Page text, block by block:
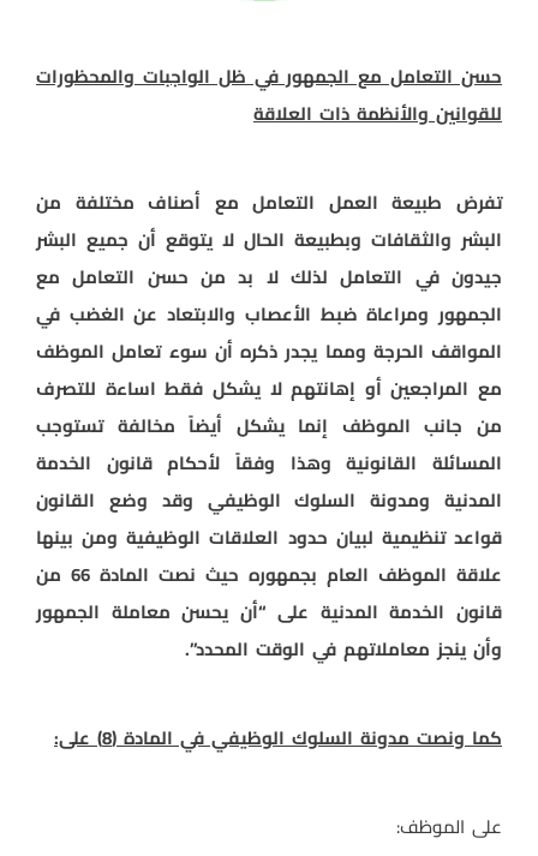
حسن التعامل مع الجمهور في ظل الواجبات والمحظورات
للقوانين والأنظمة ذات العلاقة
تفرض طبيعة العمل التعامل مع أصناف مختلفة من
البشر والثقافات وبطبيعة الحال لا يتوقع أن جميع البشر
جيدون في التعامل لذلك لا بد من حسن التعامل مع
الجمهور ومراعاة ضبط الأعصاب والابتعاد عن الغضب في
المواقف الحرجة ومما يجدر ذكره أن سوء تعامل الموظف
مع المراجعين أو إهانتهم لا يشكل فقط اساءة للتصرف
من جانب الموظف إنما يشكل أيضاً مخالفة تستوجب
المسائلة القانونية وهذا وفقاً لأحكام قانون الخدمة
المدنية ومدونة السلوك الوظيفي وقد وضع القانون
قواعد تنظيمية لبيان حدود العلاقات الوظيفية ومن بينها
علاقة الموظف العام بجمهوره حيث نصت المادة 66 من
قانون الخدمة المدنية على “أن يحسن معاملة الجمهور
وأن ينجز معاملاتهم في الوقت المحدد”.
كما ونصت مدونة السلوك الوظيفي في المادة (8) على:
على الموظف: